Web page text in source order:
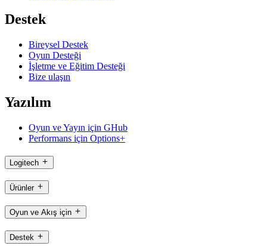
Destek
Bireysel Destek
Oyun Desteği
İşletme ve Eğitim Desteği
Bize ulaşın
Yazılım
Oyun ve Yayın için GHub
Performans için Options+
Logitech
Ürünler
Oyun ve Akış için
Destek